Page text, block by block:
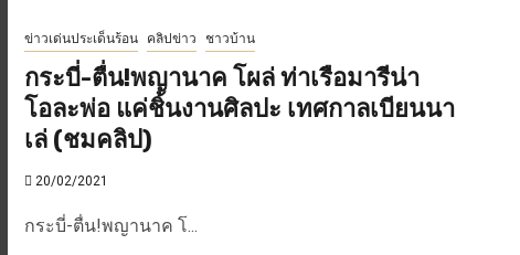
ข่าวเด่นประเด็นร้อน คลิปข่าว ชาวบ้าน
กระบี่-ตื่น!พญานาค โผล่ ท่าเรือมารีน่า
โอละพ่อ แค่ชิ้นงานศิลปะ เทศกาลเบียนนา
เล่ (ชมคลิป)
20/02/2021
กระบี่-ตื่น!พญานาค โ...